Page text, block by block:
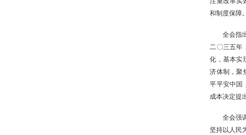
和制度保障。
全会指
二〇三五年
化，基本实
济体制，聚
平平安中国
成本决定提
全会强
坚持以人民